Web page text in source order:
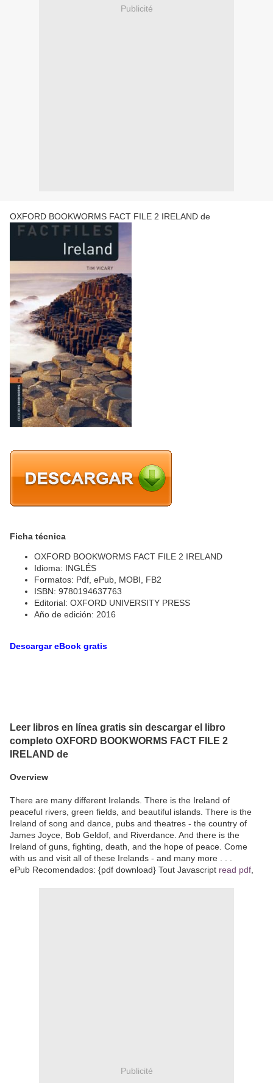
Publicité
OXFORD BOOKWORMS FACT FILE 2 IRELAND de
Ficha técnica
OXFORD BOOKWORMS FACT FILE 2 IRELAND
Idioma: INGLÉS
Formatos: Pdf, ePub, MOBI, FB2
ISBN: 9780194637763
Editorial: OXFORD UNIVERSITY PRESS
Año de edición: 2016
Descargar eBook gratis
Leer libros en línea gratis sin descargar el libro
completo OXFORD BOOKWORMS FACT FILE 2
IRELAND de
Overview
There are many different Irelands. There is the Ireland of
peaceful rivers, green fields, and beautiful islands. There is the
Ireland of song and dance, pubs and theatres - the country of
James Joyce, Bob Geldof, and Riverdance. And there is the
Ireland of guns, fighting, death, and the hope of peace. Come
with us and visit all of these Irelands - and many more . . .
ePub Recomendados: {pdf download} Tout Javascript read pdf
Publicité